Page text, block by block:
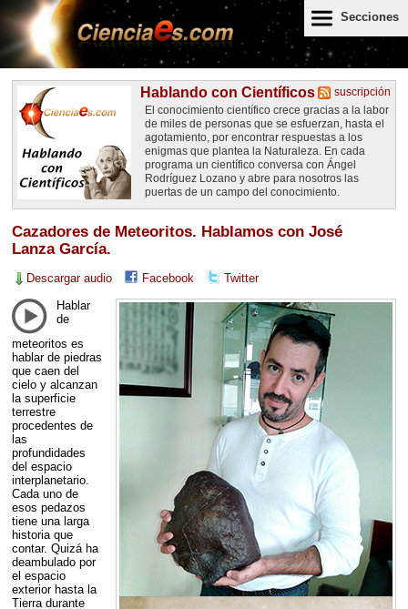
Secciones
suscripción
Hablando con Científicos
El conocimiento científico crece gracias a la labor
de miles de personas que se esfuerzan, hasta el
agotamiento, por encontrar respuestas a los
enigmas que plantea la Naturaleza. En cada
programa un científico conversa con Ángel
Rodríguez Lozano y abre para nosotros las
puertas de un campo del conocimiento.
Cazadores de Meteoritos. Hablamos con José
Lanza García.
Descargar audio Facebook Twitter
Hablar
de
meteoritos es
hablar de piedras
que caen del
cielo y alcanzan
la superficie
terrestre
procedentes de
las
profundidades
del espacio
interplanetario.
Cada uno de
esos pedazos
tiene una larga
historia que
contar. Quizá ha
deambulado por
el espacio
exterior hasta la
Tierra durante